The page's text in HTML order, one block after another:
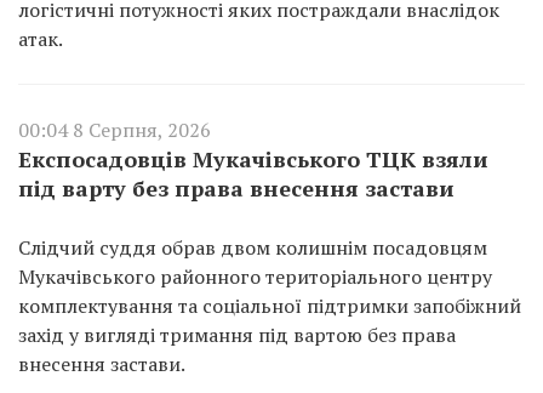
логістичні потужності яких постраждали внаслідок
атак.
00:04 8 Серпня, 2026
Експосадовців Мукачівського ТЦК взяли
під варту без права внесення застави
Слідчий суддя обрав двом колишнім посадовцям
Мукачівського районного територіального центру
комплектування та соціальної підтримки запобіжний
захід у вигляді тримання під вартою без права
внесення застави.